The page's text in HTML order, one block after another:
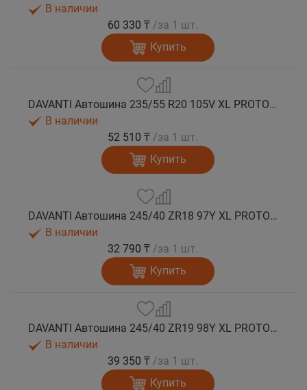
В наличии
60 330 ₸ /за 1 шт.
Купить
DAVANTI Автошина 235/55 R20 105V XL PROTOURA SPORT RPR лето
В наличии
52 510 ₸ /за 1 шт.
Купить
DAVANTI Автошина 245/40 ZR18 97Y XL PROTOURA SPORT RPR лето
В наличии
32 790 ₸ /за 1 шт.
Купить
DAVANTI Автошина 245/40 ZR19 98Y XL PROTOURA SPORT RPR лето
В наличии
39 350 ₸ /за 1 шт.
Купить